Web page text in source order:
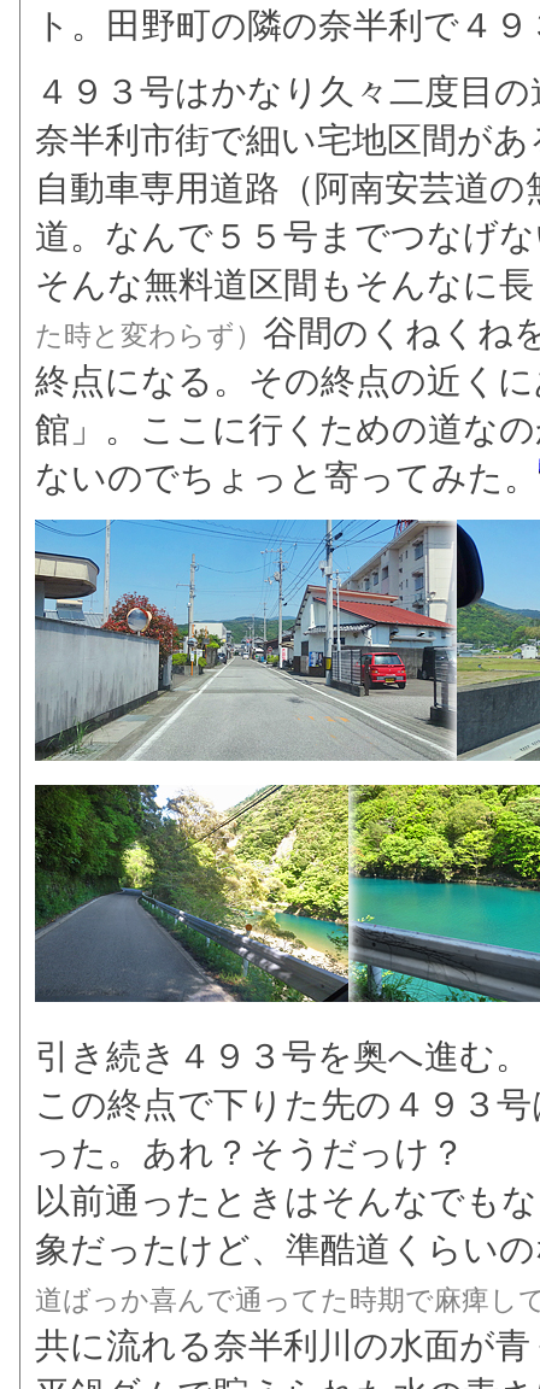
ト。田野町の隣の奈半利で４
４９３号はかなり久々二度目の
奈半利市街で細い宅地区間が
自動車専用道路（阿南安芸道
道。なんで５５号までつなげ
そんな無料道区間もそんなに
た時と変わらず） 谷間のくねくね
終点になる。その終点の近く
館」。ここに行くための道な
ないのでちょっと寄ってみた。
引き続き４９３号を奥へ進む。
この終点で下りた先の４９３
った。あれ？そうだっけ？
以前通ったときはそんなでも
象だったけど、準酷道くらい
道ばっか喜んで通ってた時期で麻痺し
共に流れる奈半利川の水面が